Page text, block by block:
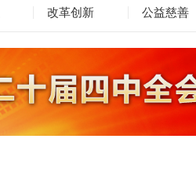
改革创新 公益慈善